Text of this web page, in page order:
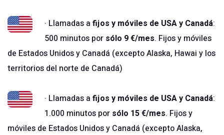
· Llamadas a fijos y móviles de USA y Canadá:
500 minutos por sólo 9 €/mes. Fijos y móviles
de Estados Unidos y Canadá (excepto Alaska, Hawai y los
territorios del norte de Canadá)
· Llamadas a fijos y móviles de USA y Canadá:
1.000 minutos por sólo 15 €/mes. Fijos y
móviles de Estados Unidos y Canadá (excepto Alaska,